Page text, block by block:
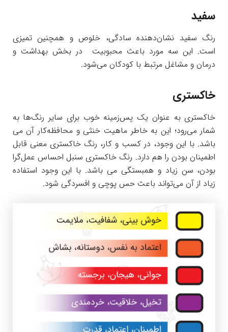
سفید
رنگ سفید نشان‌دهنده سادگی، خلوص و همچنین تمیزی
است. این سه مورد باعث محبوبیت در بخش بهداشت و
درمان و مشاغل مرتبط با کودکان می‌شود.
خاکستری
خاکستری به عنوان یک پس‌زمینه خوب برای سایر رنگ‌ها به
شمار می‌رود؛ این به خاطر ماهیت خنثی و محافظه‌کار آن می
باشد. با این وجود، در کسب و کار، رنگ خاکستری معنی قابل
اطمینان بودن را هم دارد. رنگ خاکستری سنبل احساس عمل‌گرا
بودن، سن زیاد و همبستگی می باشد. با این وجود استفاده
زیاد از آن می‌تواند باعث حس پوچی و افسردگی شود.